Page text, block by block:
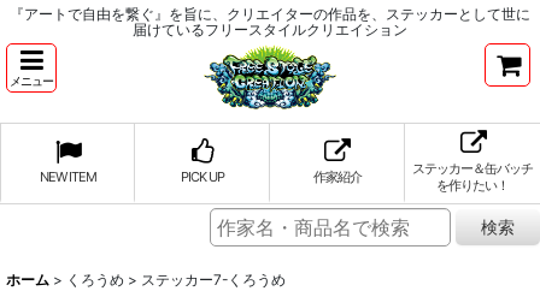
『アートで自由を繋ぐ』を旨に、クリエイターの作品を、ステッカーとして世に
届けているフリースタイルクリエイション
メニュー
NEW ITEM PICK UP 作家紹介
ステッカー＆缶バッチ
を作りたい！
ホーム > くろうめ > ステッカー7-くろうめ